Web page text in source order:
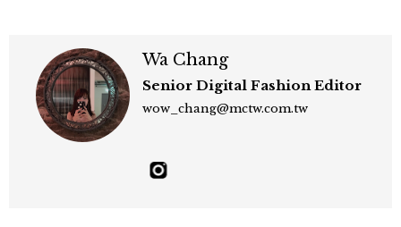
Wa Chang
Senior Digital Fashion Editor
wow_chang@mctw.com.tw